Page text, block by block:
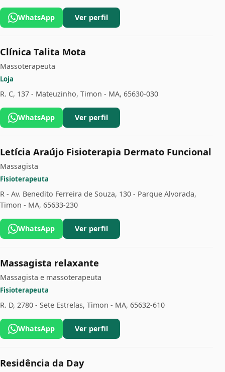
WhatsApp Ver perfil
Clínica Talita Mota
Massoterapeuta
Loja
R. C, 137 - Mateuzinho, Timon - MA, 65630-030
WhatsApp Ver perfil
Letícia Araújo Fisioterapia Dermato Funcional
Massagista
Fisioterapeuta
R - Av. Benedito Ferreira de Souza, 130 - Parque Alvorada,
Timon - MA, 65633-230
WhatsApp Ver perfil
Massagista relaxante
Massagista e massoterapeuta
Fisioterapeuta
R. D, 2780 - Sete Estrelas, Timon - MA, 65632-610
WhatsApp Ver perfil
Residência da Day